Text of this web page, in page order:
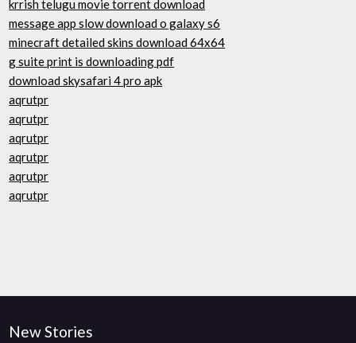
krrish telugu movie torrent download
message app slow download o galaxy s6
minecraft detailed skins download 64x64
g suite print is downloading pdf
download skysafari 4 pro apk
aqrutpr
aqrutpr
aqrutpr
aqrutpr
aqrutpr
aqrutpr
New Stories